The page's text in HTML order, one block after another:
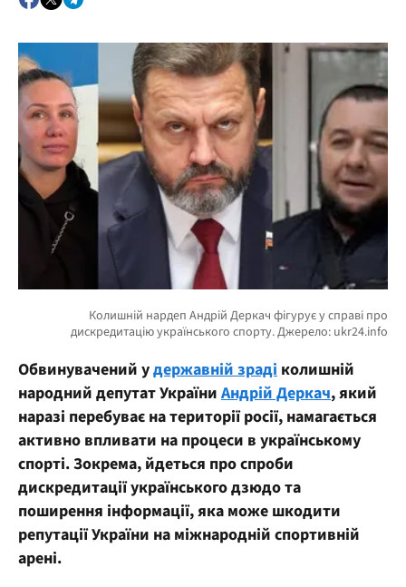
Обвинувачений удержавній зраді колишній
народний депутат України Андрій Деркач, який
наразі перебуває на території росії, намагається
активно впливати на процеси в українському
спорті. Зокрема, йдеться про спроби
дискредитації українського дзюдо та
поширення інформації, яка може шкодити
репутації України на міжнародній спортивній
арені.